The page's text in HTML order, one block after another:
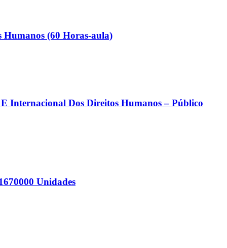
(60 Horas-aula)
Internacional Dos Direitos Humanos – Público
Unidades